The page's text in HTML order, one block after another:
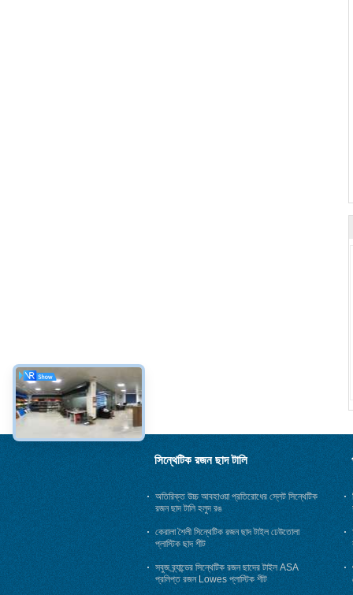
সিন্থেটিক রজন ছাদ টালি
অতিরিক্ত উচ্চ আবহাওয়া প্রতিরোধের স্লেট সিন্থেটিক
রজন ছাদ টালি হলুদ রঙ
কেরালা শৈলী সিন্থেটিক রজন ছাদ টাইল ঢেউতোলা
প্লাস্টিক ছাদ শীট
সবুজ ব্র্যান্ডের সিন্থেটিক রজন ছাদের টাইল ASA
প্রলিপ্ত রজন Lowes প্লাস্টিক শীট